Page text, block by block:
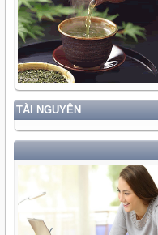
TÀI NGUYÊN